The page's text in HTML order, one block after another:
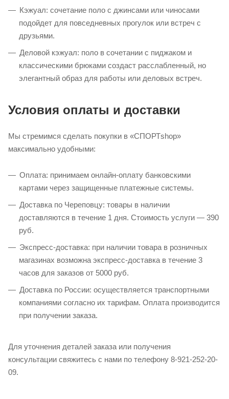
Кэжуал: сочетание поло с джинсами или чиносами
подойдет для повседневных прогулок или встреч с
друзьями.​
Деловой кэжуал: поло в сочетании с пиджаком и
классическими брюками создаст расслабленный, но
элегантный образ для работы или деловых встреч.​
Условия оплаты и доставки
Мы стремимся сделать покупки в «СПОРТshop»
максимально удобными:
Оплата: принимаем онлайн-оплату банковскими
картами через защищенные платежные системы.​
Доставка по Череповцу: товары в наличии
доставляются в течение 1 дня. Стоимость услуги — 390
руб.​
Экспресс-доставка: при наличии товара в розничных
магазинах возможна экспресс-доставка в течение 3
часов для заказов от 5000 руб.​
Доставка по России: осуществляется транспортными
компаниями согласно их тарифам. Оплата производится
при получении заказа.​
Для уточнения деталей заказа или получения
консультации свяжитесь с нами по телефону 8-921-252-20-
09.